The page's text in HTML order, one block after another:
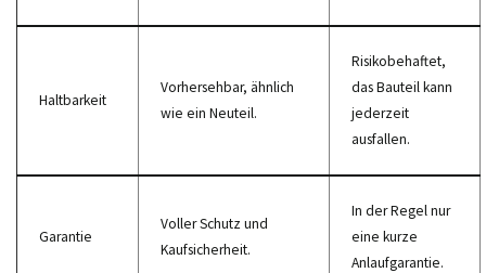
Haltbarkeit
Vorhersehbar, ähnlich
wie ein Neuteil.
Risikobehaftet,
das Bauteil kann
jederzeit
ausfallen.
Garantie
Voller Schutz und
Kaufsicherheit.
In der Regel nur
eine kurze
Anlaufgarantie.